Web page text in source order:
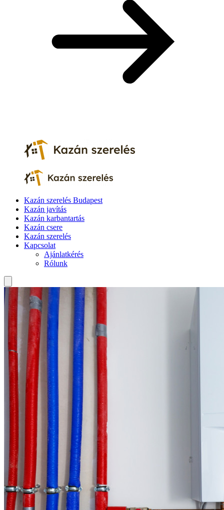
Kazán szerelés Budapest
Kazán javítás
Kazán karbantartás
Kazán csere
Kazán szerelés
Kapcsolat
Ajánlatkérés
Rólunk